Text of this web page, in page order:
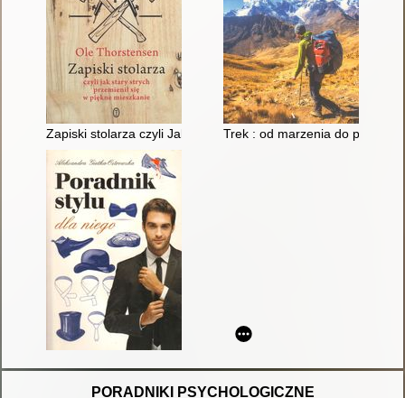
Zapiski stolarza czyli Jak stary strych przemienił się w piękne
Trek : od marzenia do
PORADNIKI PSYCHOLOGICZNE